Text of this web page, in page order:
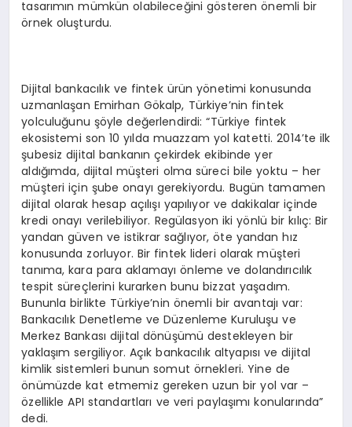
tasarımın mümkün olabileceğini gösteren önemli bir
örnek oluşturdu.
Dijital bankacılık ve fintek ürün yönetimi konusunda
uzmanlaşan Emirhan Gökalp, Türkiye’nin fintek
yolculuğunu şöyle değerlendirdi: “Türkiye fintek
ekosistemi son 10 yılda muazzam yol katetti. 2014’te ilk
şubesiz dijital bankanın çekirdek ekibinde yer
aldığımda, dijital müşteri olma süreci bile yoktu – her
müşteri için şube onayı gerekiyordu. Bugün tamamen
dijital olarak hesap açılışı yapılıyor ve dakikalar içinde
kredi onayı verilebiliyor. Regülasyon iki yönlü bir kılıç: Bir
yandan güven ve istikrar sağlıyor, öte yandan hız
konusunda zorluyor. Bir fintek lideri olarak müşteri
tanıma, kara para aklamayı önleme ve dolandırıcılık
tespit süreçlerini kurarken bunu bizzat yaşadım.
Bununla birlikte Türkiye’nin önemli bir avantajı var:
Bankacılık Denetleme ve Düzenleme Kuruluşu ve
Merkez Bankası dijital dönüşümü destekleyen bir
yaklaşım sergiliyor. Açık bankacılık altyapısı ve dijital
kimlik sistemleri bunun somut örnekleri. Yine de
önümüzde kat etmemiz gereken uzun bir yol var –
özellikle API standartları ve veri paylaşımı konularında”
dedi.